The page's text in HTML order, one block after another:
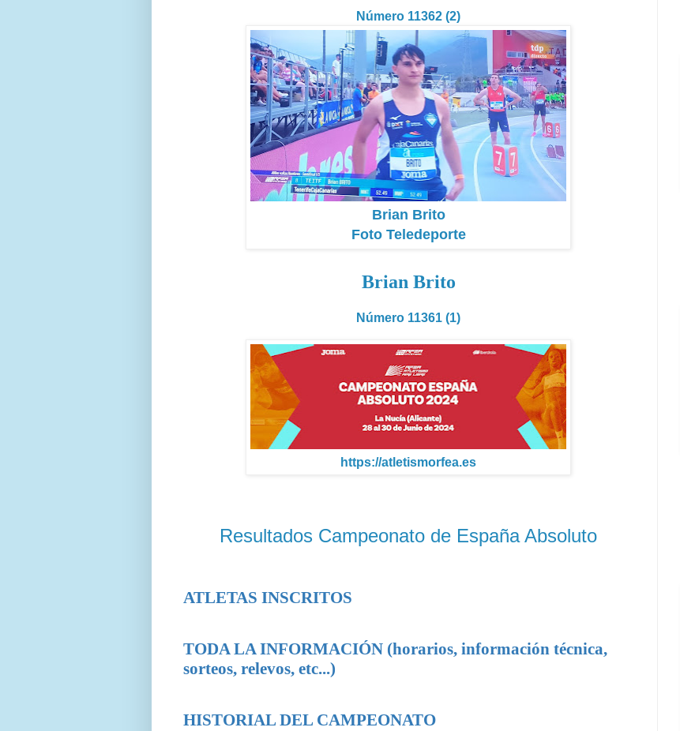
Número 11362 (2)
Brian Brito
Foto Teledeporte
Brian Brito
Número 11361 (1)
https://atletismorfea.es
Resultados Campeonato de España Absoluto
ATLETAS INSCRITOS
TODA LA INFORMACIÓN (horarios, información técnica,
sorteos, relevos, etc...)
HISTORIAL DEL CAMPEONATO